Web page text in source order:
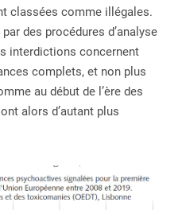
classées comme illégales.
des procédures d’analyse
interdictions concernent
complets, et non plus
au début de l’ère des
alors d’autant plus